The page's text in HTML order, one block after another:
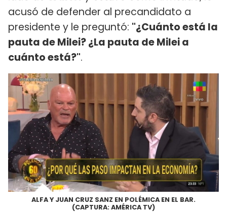
acusó de defender al precandidato a
presidente y le preguntó: "¿Cuánto está la
pauta de Milei? ¿La pauta de Milei a
cuánto está?".
ALFA Y JUAN CRUZ SANZ EN POLÉMICA EN EL BAR.
(CAPTURA: AMÉRICA TV)